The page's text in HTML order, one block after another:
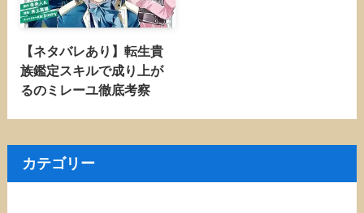
【ネタバレあり】転生貴
族鑑定スキルで成り上が
るのミレーユ徹底考察
カテゴリー